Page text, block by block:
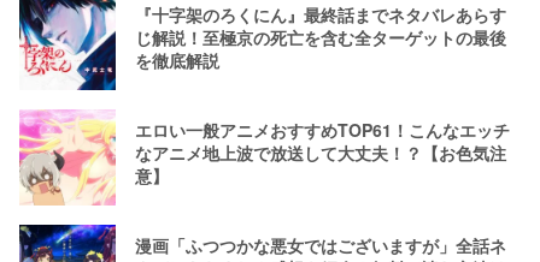
『十字架のろくにん』最終話までネタバレあらす
じ解説！至極京の死亡を含む全ターゲットの最後
を徹底解説
エロい一般アニメおすすめTOP61！こんなエッチ
なアニメ地上波で放送して大丈夫！？【お色気注
意】
漫画「ふつつかな悪女ではございますが」全話ネ